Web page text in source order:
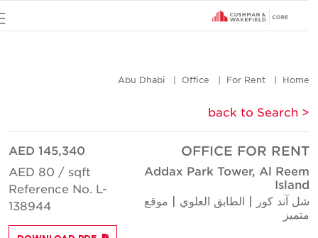
Home
For Rent
Office
Abu Dhabi
< back to Search
OFFICE FOR RENT
Addax Park Tower, Al Reem
Island
شل آند كور | الطابق العلوي | موقع
متميز
AED 145,340
AED 80 / sqft
Reference No. L-
138944